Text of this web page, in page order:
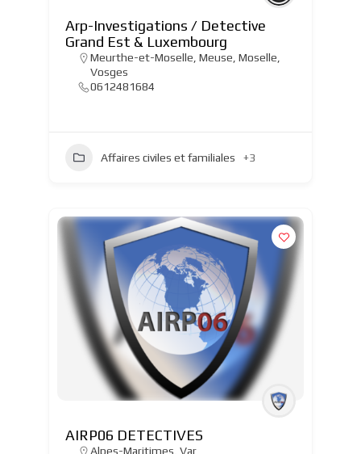
Arp-Investigations / Detective
Grand Est & Luxembourg
Meurthe-et-Moselle, Meuse, Moselle,
Vosges
0612481684
Affaires civiles et familiales +3
AIRP06 DETECTIVES
Alpes-Maritimes Var